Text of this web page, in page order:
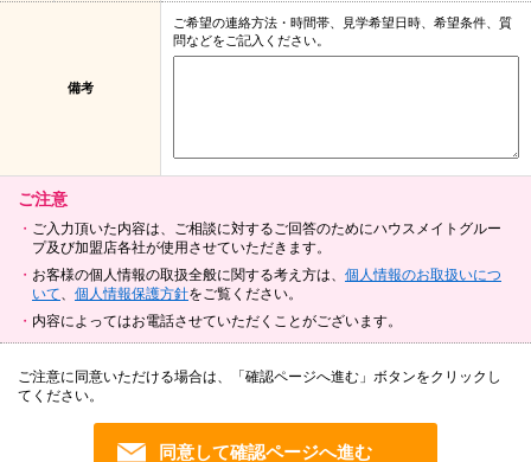
備考
ご希望の連絡方法・時間帯、見学希望日時、希望条件、質
問などをご記入ください。
ご注意
ご入力頂いた内容は、ご相談に対するご回答のためにハウスメイトグルー
プ及び加盟店各社が使用させていただきます。
お客様の個人情報の取扱全般に関する考え方は、 個人情報のお取扱いにつ
いて
個人情報保護方針をご覧ください。
内容によってはお電話させていただくことがございます。
ご注意に同意いただける場合は、「確認ページへ進む」ボタンをクリックし
てください。